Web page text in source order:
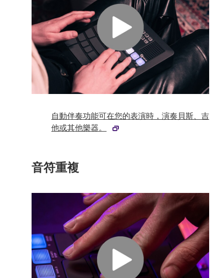
自動伴奏功能可在您的表演時，演奏貝斯、吉
他或其他樂器。
音符重複